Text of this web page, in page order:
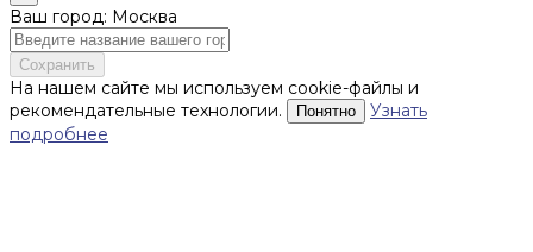
Ваш город: Москва
Сохранить
На нашем сайте мы используем cookie-файлы и
рекомендательные технологии.
Понятно
Узнать
подробнее